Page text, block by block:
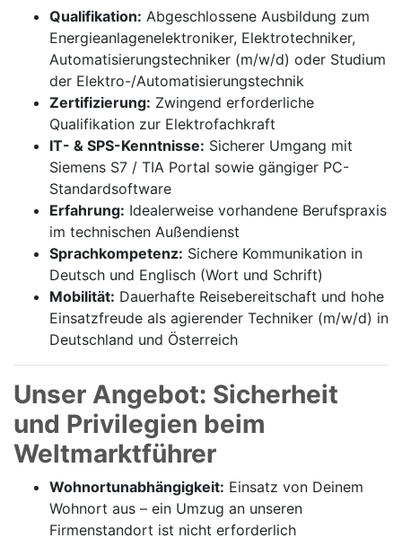
Qualifikation: Abgeschlossene Ausbildung zum
Energieanlagenelektroniker, Elektrotechniker,
Automatisierungstechniker (m/w/d) oder Studium
der Elektro-/Automatisierungstechnik
Zertifizierung: Zwingend erforderliche
Qualifikation zur Elektrofachkraft
IT- & SPS-Kenntnisse: Sicherer Umgang mit
Siemens S7 / TIA Portal sowie gängiger PC-
Standardsoftware
Erfahrung: Idealerweise vorhandene Berufspraxis
im technischen Außendienst
Sprachkompetenz: Sichere Kommunikation in
Deutsch und Englisch (Wort und Schrift)
Mobilität: Dauerhafte Reisebereitschaft und hohe
Einsatzfreude als agierender Techniker (m/w/d) in
Deutschland und Österreich
Unser Angebot: Sicherheit
und Privilegien beim
Weltmarktführer
Wohnortunabhängigkeit: Einsatz von Deinem
Wohnort aus – ein Umzug an unseren
Firmenstandort ist nicht erforderlich